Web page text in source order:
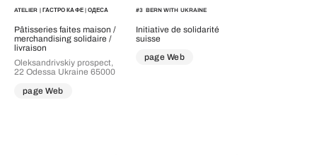
ATELIER | ГАСТРО КАФЕ | ОДЕСА
Pâtisseries faites maison /
merchandising solidaire /
livraison
Oleksandrivskiy prospect,
22 Odessa Ukraine 65000
page Web
#3 BERN WITH UKRAINE
Initiative de solidarité
suisse
page Web